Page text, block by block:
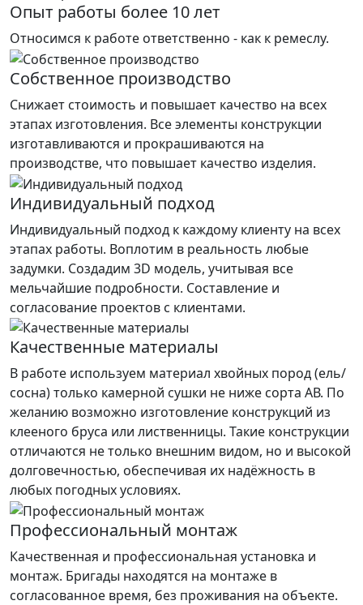
Опыт работы более 10 лет
Относимся к работе ответственно - как к ремеслу.
Собственное производство
Снижает стоимость и повышает качество на всех
этапах изготовления. Все элементы конструкции
изготавливаются и прокрашиваются на
производстве, что повышает качество изделия.
Индивидуальный подход
Индивидуальный подход к каждому клиенту на всех
этапах работы. Воплотим в реальность любые
задумки. Создадим 3D модель, учитывая все
мельчайшие подробности. Составление и
согласование проектов с клиентами.
Качественные материалы
В работе используем материал хвойных пород (ель/
сосна) только камерной сушки не ниже сорта АВ. По
желанию возможно изготовление конструкций из
клееного бруса или лиственницы. Такие конструкции
отличаются не только внешним видом, но и высокой
долговечностью, обеспечивая их надёжность в
любых погодных условиях.
Профессиональный монтаж
Качественная и профессиональная установка и
монтаж. Бригады находятся на монтаже в
согласованное время, без проживания на объекте.